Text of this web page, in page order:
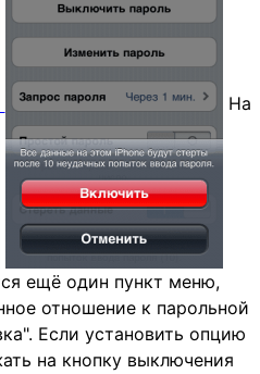
На
ещё один пункт меню,
отношение к парольной
Если установить опцию
на кнопку выключения